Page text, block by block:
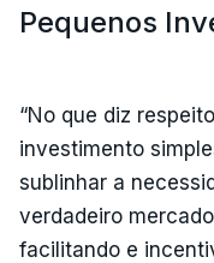
Pequenos
“No que diz
investimento
sublinhar a
verdadeiro
facilitando e